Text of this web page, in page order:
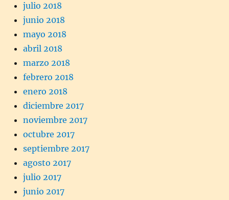
julio 2018
junio 2018
mayo 2018
abril 2018
marzo 2018
febrero 2018
enero 2018
diciembre 2017
noviembre 2017
octubre 2017
septiembre 2017
agosto 2017
julio 2017
junio 2017